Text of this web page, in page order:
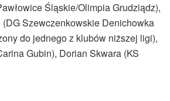
Śląskie/Olimpia Grudziądz),
Szewczenkowskie Denichowka
do jednego z klubów niższej ligi),
Gubin), Dorian Skwara (KS